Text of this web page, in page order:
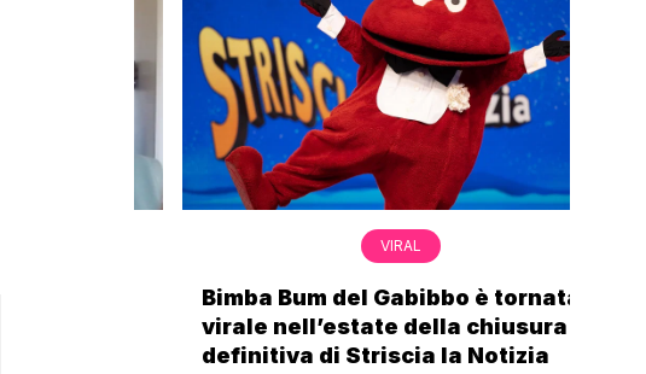
VIRAL
Bimba Bum del Gabibbo è tornata
virale nell’estate della chiusura
definitiva di Striscia la Notizia